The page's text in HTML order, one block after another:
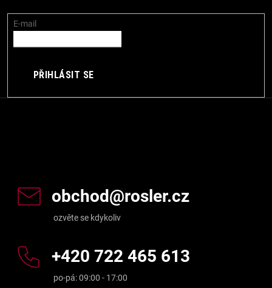
E-mail
PŘIHLÁSIT SE
obchod@rosler.cz
+420 722 465 613